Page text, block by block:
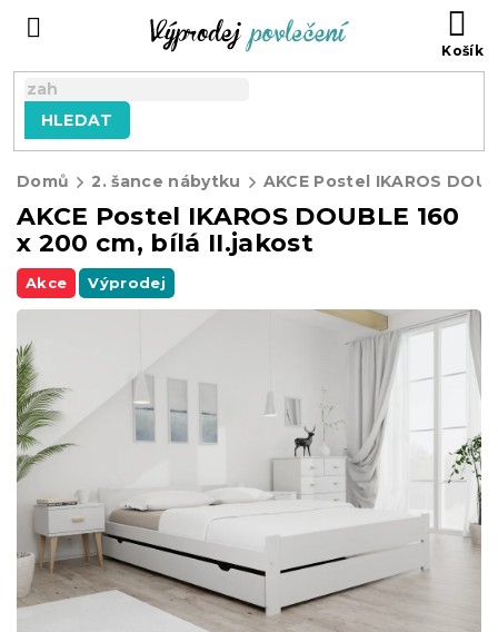
HLEDAT
Domů 2. šance nábytku
AKCE Postel IKAROS DOUBLE 160
x 200 cm, bílá II.jakost
Akce Výprodej